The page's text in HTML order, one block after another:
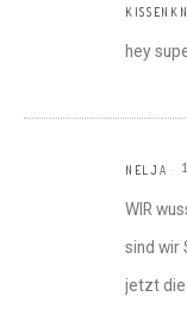
hey
NELJA
WIR
sind wir
jetzt die